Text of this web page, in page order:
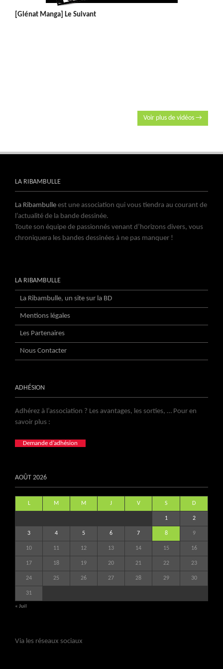
[Glénat Manga] Le Suivant
Voir plus de vidéos →
LA RIBAMBULLE
La Ribambulle est une association qui vous tiendra au courant de
l’actualité de la bande dessinée.
Toute son équipe de passionnés venant d’horizons divers, vous
chroniquera les bandes dessinées à ne pas manquer !
LA RIBAMBULLE
La Ribambulle, un site sur la BD
Mentions légales
Les Partenaires
Nous Contacter
ADHÉSION
Adhérez à l’association ? Les avantages, les sorties, … Pour en
savoir plus :
Demande d’adhésion
AOÛT 2026
L M M J V S D
1 2
3 4 5 6 7 8 9
10 11 12 13 14 15 16
17 18 19 20 21 22 23
24 25 26 27 28 29 30
31
« Juil
Via les réseaux sociaux